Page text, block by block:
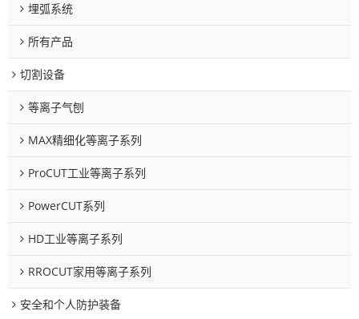
埋弧系统
所有产品
切割设备
等离子气刨
MAX精细化等离子系列
ProCUT工业等离子系列
PowerCUT系列
HD工业等离子系列
RROCUT家用等离子系列
安全和个人防护装备